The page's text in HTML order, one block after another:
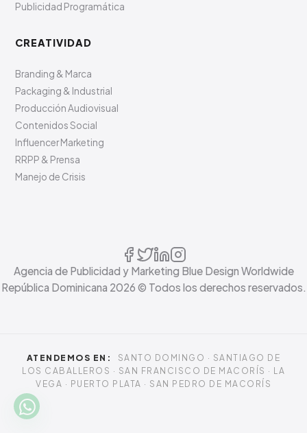
Publicidad Programática
CREATIVIDAD
Branding & Marca
Packaging & Industrial
Producción Audiovisual
Contenidos Social
Influencer Marketing
RRPP & Prensa
Manejo de Crisis
Agencia de Publicidad y Marketing Blue Design Worldwide
República Dominicana 2026 © Todos los derechos reservados.
ATENDEMOS EN:
SANTO DOMINGO · SANTIAGO DE
LOS CABALLEROS · SAN FRANCISCO DE MACORÍS · LA
VEGA · PUERTO PLATA · SAN PEDRO DE MACORÍS